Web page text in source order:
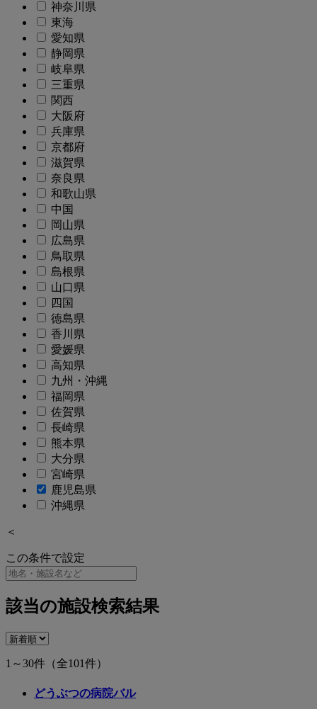
神奈川県
東海
愛知県
静岡県
岐阜県
三重県
関西
大阪府
兵庫県
京都府
滋賀県
奈良県
和歌山県
中国
岡山県
広島県
鳥取県
島根県
山口県
四国
徳島県
香川県
愛媛県
高知県
九州・沖縄
福岡県
佐賀県
長崎県
熊本県
大分県
宮崎県
鹿児島県
沖縄県
＜
この条件で設定
該当の施設検索結果
1～30件 （全101件）
どうぶつの病院バル